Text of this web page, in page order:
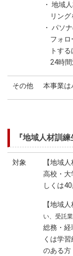
・ 地域
リン
・ パソ
フォロ
トす
24時
その他 本事業は
『地域人材訓
対象
【地域
高校・大
しくは
【地域
い、受託
総務・経
くは学
のある方